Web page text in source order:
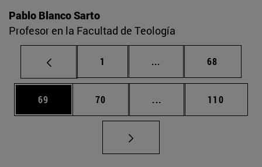
Pablo Blanco Sarto
Profesor en la Facultad de Teología
Página
1 ... Páginas intermedias
Página
68
Página
69 Página
70 ... Páginas intermedias
Página
110